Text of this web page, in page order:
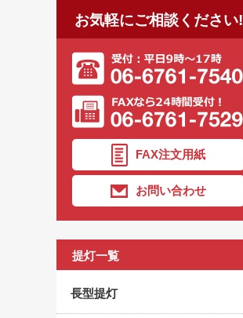
お気軽にご相談ください!
FAX注文用紙
お問い合わせ
提灯一覧
長型提灯